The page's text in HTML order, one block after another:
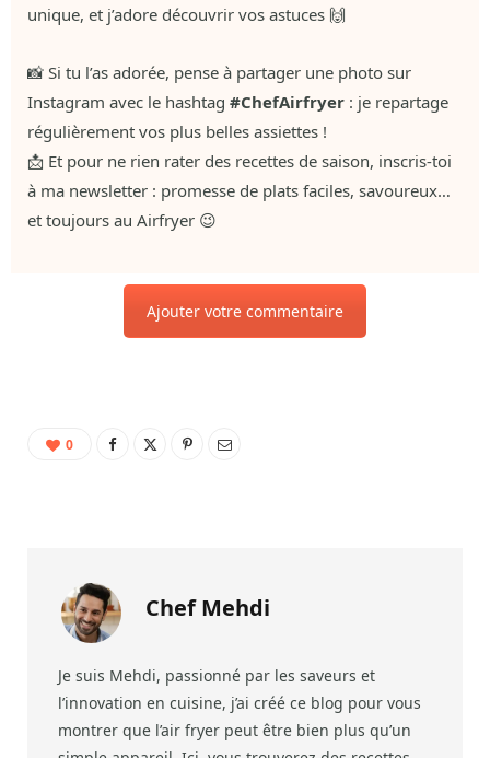
unique, et j’adore découvrir vos astuces 🙌
📸 Si tu l’as adorée, pense à partager une photo sur
Instagram avec le hashtag #ChefAirfryer : je repartage
régulièrement vos plus belles assiettes !
📩 Et pour ne rien rater des recettes de saison, inscris-toi
à ma newsletter : promesse de plats faciles, savoureux…
et toujours au Airfryer 😉
Ajouter votre commentaire
0
Chef Mehdi
Je suis Mehdi, passionné par les saveurs et
l’innovation en cuisine, j’ai créé ce blog pour vous
montrer que l’air fryer peut être bien plus qu’un